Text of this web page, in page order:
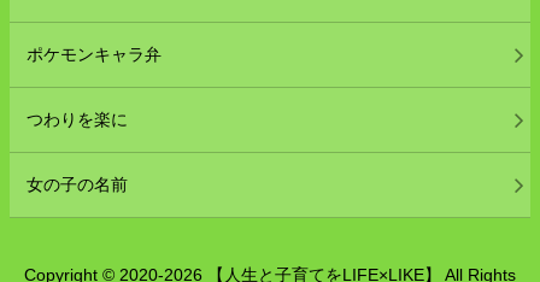
ポケモンキャラ弁
つわりを楽に
女の子の名前
Copyright © 2020-2026 【人生と子育てをLIFE×LIKE】 All Rights